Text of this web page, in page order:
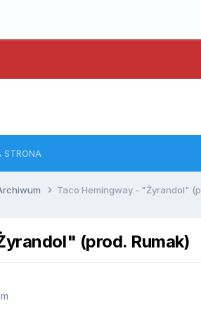
STRONA
Taco Hemingway - "Żyrandol"
(prod. Rumak)